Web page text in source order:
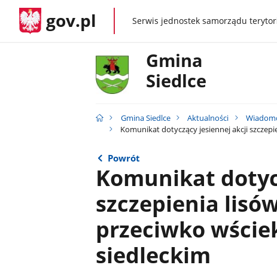
gov.pl gov.plSerwis jednostek samorządu
Gmina
Siedlce
Gmina Siedlce Aktualności
Komunikat dotyczący jesiennej akcji
Powrót
Komunikat
szczepienia
przeciwko
siedleckim